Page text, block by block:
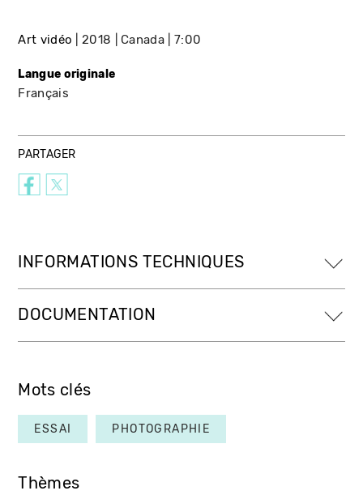
Art vidéo 2018 Canada 7:00
Langue originale
Français
PARTAGER
INFORMATIONS TECHNIQUES
DOCUMENTATION
Mots clés
ESSAI PHOTOGRAPHIE
Thèmes